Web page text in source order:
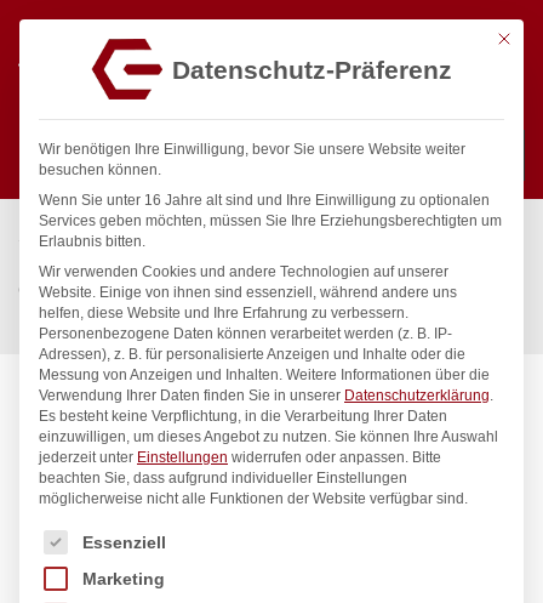
Suchen
Start / Gastronomiebedarf & Gastro Geräte für Profis
Küchengeräte
Öfen & Induktionskocher
Gasherd Kitchen Line 6-flammig mit Ofen GN 1/1, HENDI, Kitchen
Line, 230V/3000W, 28,5kW, 1200x722x(H)900mm
Mit
Datenschutz-Präferenz
Wir benötigen Ihre Einwilligung, bevor Sie unsere Website weiter
besuchen können.
Wenn Sie unter 16 Jahre alt sind und Ihre Einwilligung zu optionalen
Services geben möchten, müssen Sie Ihre Erziehungsberechtigten um
Erlaubnis bitten.
Wir verwenden Cookies und andere Technologien auf unserer
Website. Einige von ihnen sind essenziell, während andere uns
helfen, diese Website und Ihre Erfahrung zu verbessern.
Personenbezogene Daten können verarbeitet werden (z. B. IP-
Adressen), z. B. für personalisierte Anzeigen und Inhalte oder die
Messung von Anzeigen und Inhalten. Weitere Informationen über die
Verwendung Ihrer Daten finden Sie in unserer Datenschutzerklärung.
Es besteht keine Verpflichtung, in die Verarbeitung Ihrer Daten
einzuwilligen, um dieses Angebot zu nutzen. Sie können Ihre Auswahl
jederzeit unter Einstellungen widerrufen oder anpassen. Bitte
beachten Sie, dass aufgrund individueller Einstellungen
möglicherweise nicht alle Funktionen der Website verfügbar sind.
Es folgt eine Liste der Service-Gruppen, für die eine
Essenziell
Marketing